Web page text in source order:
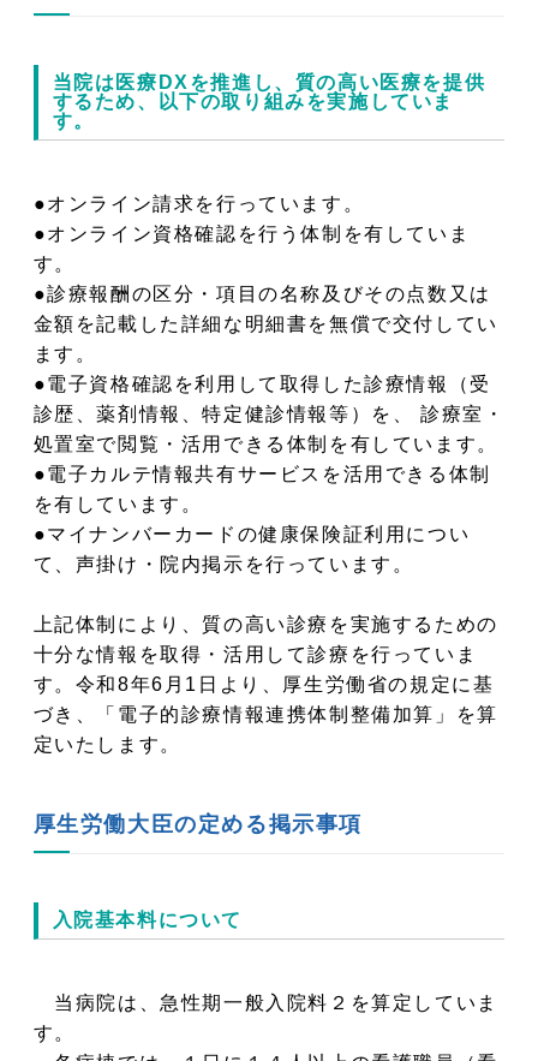
当院は医療DXを推進し、質の高い医療を提供
するため、以下の取り組みを実施していま
す。
●オンライン請求を行っています。
●オンライン資格確認を行う体制を有していま
す。
●診療報酬の区分・項目の名称及びその点数又は
金額を記載した詳細な明細書を無償で交付してい
ます。
●電子資格確認を利用して取得した診療情報（受
診歴、薬剤情報、特定健診情報等）を、 診療室・
処置室で閲覧・活用できる体制を有しています。
●電子カルテ情報共有サービスを活用できる体制
を有しています。
●マイナンバーカードの健康保険証利用につい
て、声掛け・院内掲示を行っています。
上記体制により、質の高い診療を実施するための
十分な情報を取得・活用して診療を行っていま
す。令和8年6月1日より、厚生労働省の規定に基
づき、「電子的診療情報連携体制整備加算」を算
定いたします。
厚生労働大臣の定める掲示事項
入院基本料について
当病院は、急性期一般入院料２を算定していま
す。